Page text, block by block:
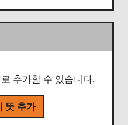
추가할 수 있습니다.
뜻 추가